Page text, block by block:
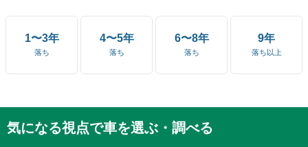
1〜3年
落ち
4〜5年
落ち
6〜8年
落ち
9年
落ち以上
気になる視点で車を選ぶ・調べる